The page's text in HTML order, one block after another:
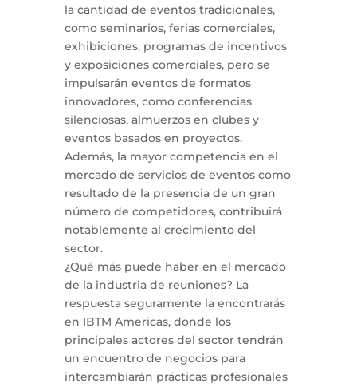
la cantidad de eventos tradicionales,
como seminarios, ferias comerciales,
exhibiciones, programas de incentivos
y exposiciones comerciales, pero se
impulsarán eventos de formatos
innovadores, como conferencias
silenciosas, almuerzos en clubes y
eventos basados en proyectos.
Además, la mayor competencia en el
mercado de servicios de eventos como
resultado de la presencia de un gran
número de competidores, contribuirá
notablemente al crecimiento del
sector.
¿Qué más puede haber en el mercado
de la industria de reuniones? La
respuesta seguramente la encontrarás
en IBTM Americas, donde los
principales actores del sector tendrán
un encuentro de negocios para
intercambiarán prácticas profesionales